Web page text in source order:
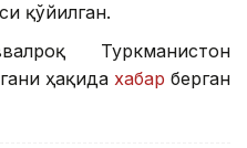
қўйилган.
Туркманистон
ҳақида хабар берган